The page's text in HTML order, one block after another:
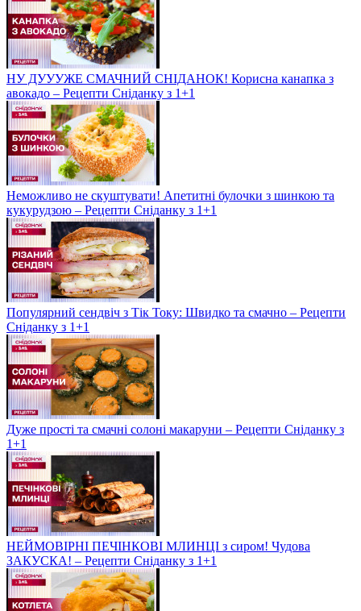
НУ ДУУУЖЕ СМАЧНИЙ СНІДАНОК! Корисна канапка з
авокадо – Рецепти Сніданку з 1+1
Неможливо не скуштувати! Апетитні булочки з шинкою та
кукурудзою – Рецепти Сніданку з 1+1
Популярний сендвіч з Тік Току: Швидко та смачно – Рецепти
Сніданку з 1+1
Дуже прості та смачні солоні макаруни – Рецепти Сніданку з
1+1
НЕЙМОВІРНІ ПЕЧІНКОВІ МЛИНЦІ з сиром! Чудова
ЗАКУСКА! – Рецепти Сніданку з 1+1